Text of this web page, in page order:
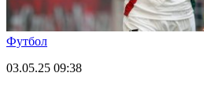
Футбол
03.05.25 09:38